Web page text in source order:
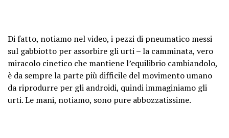
Di fatto, notiamo nel video, i pezzi di pneumatico messi
sul gabbiotto per assorbire gli urti – la camminata, vero
miracolo cinetico che mantiene l’equilibrio cambiandolo,
è da sempre la parte più difficile del movimento umano
da riprodurre per gli androidi, quindi immaginiamo gli
urti. Le mani, notiamo, sono pure abbozzatissime.